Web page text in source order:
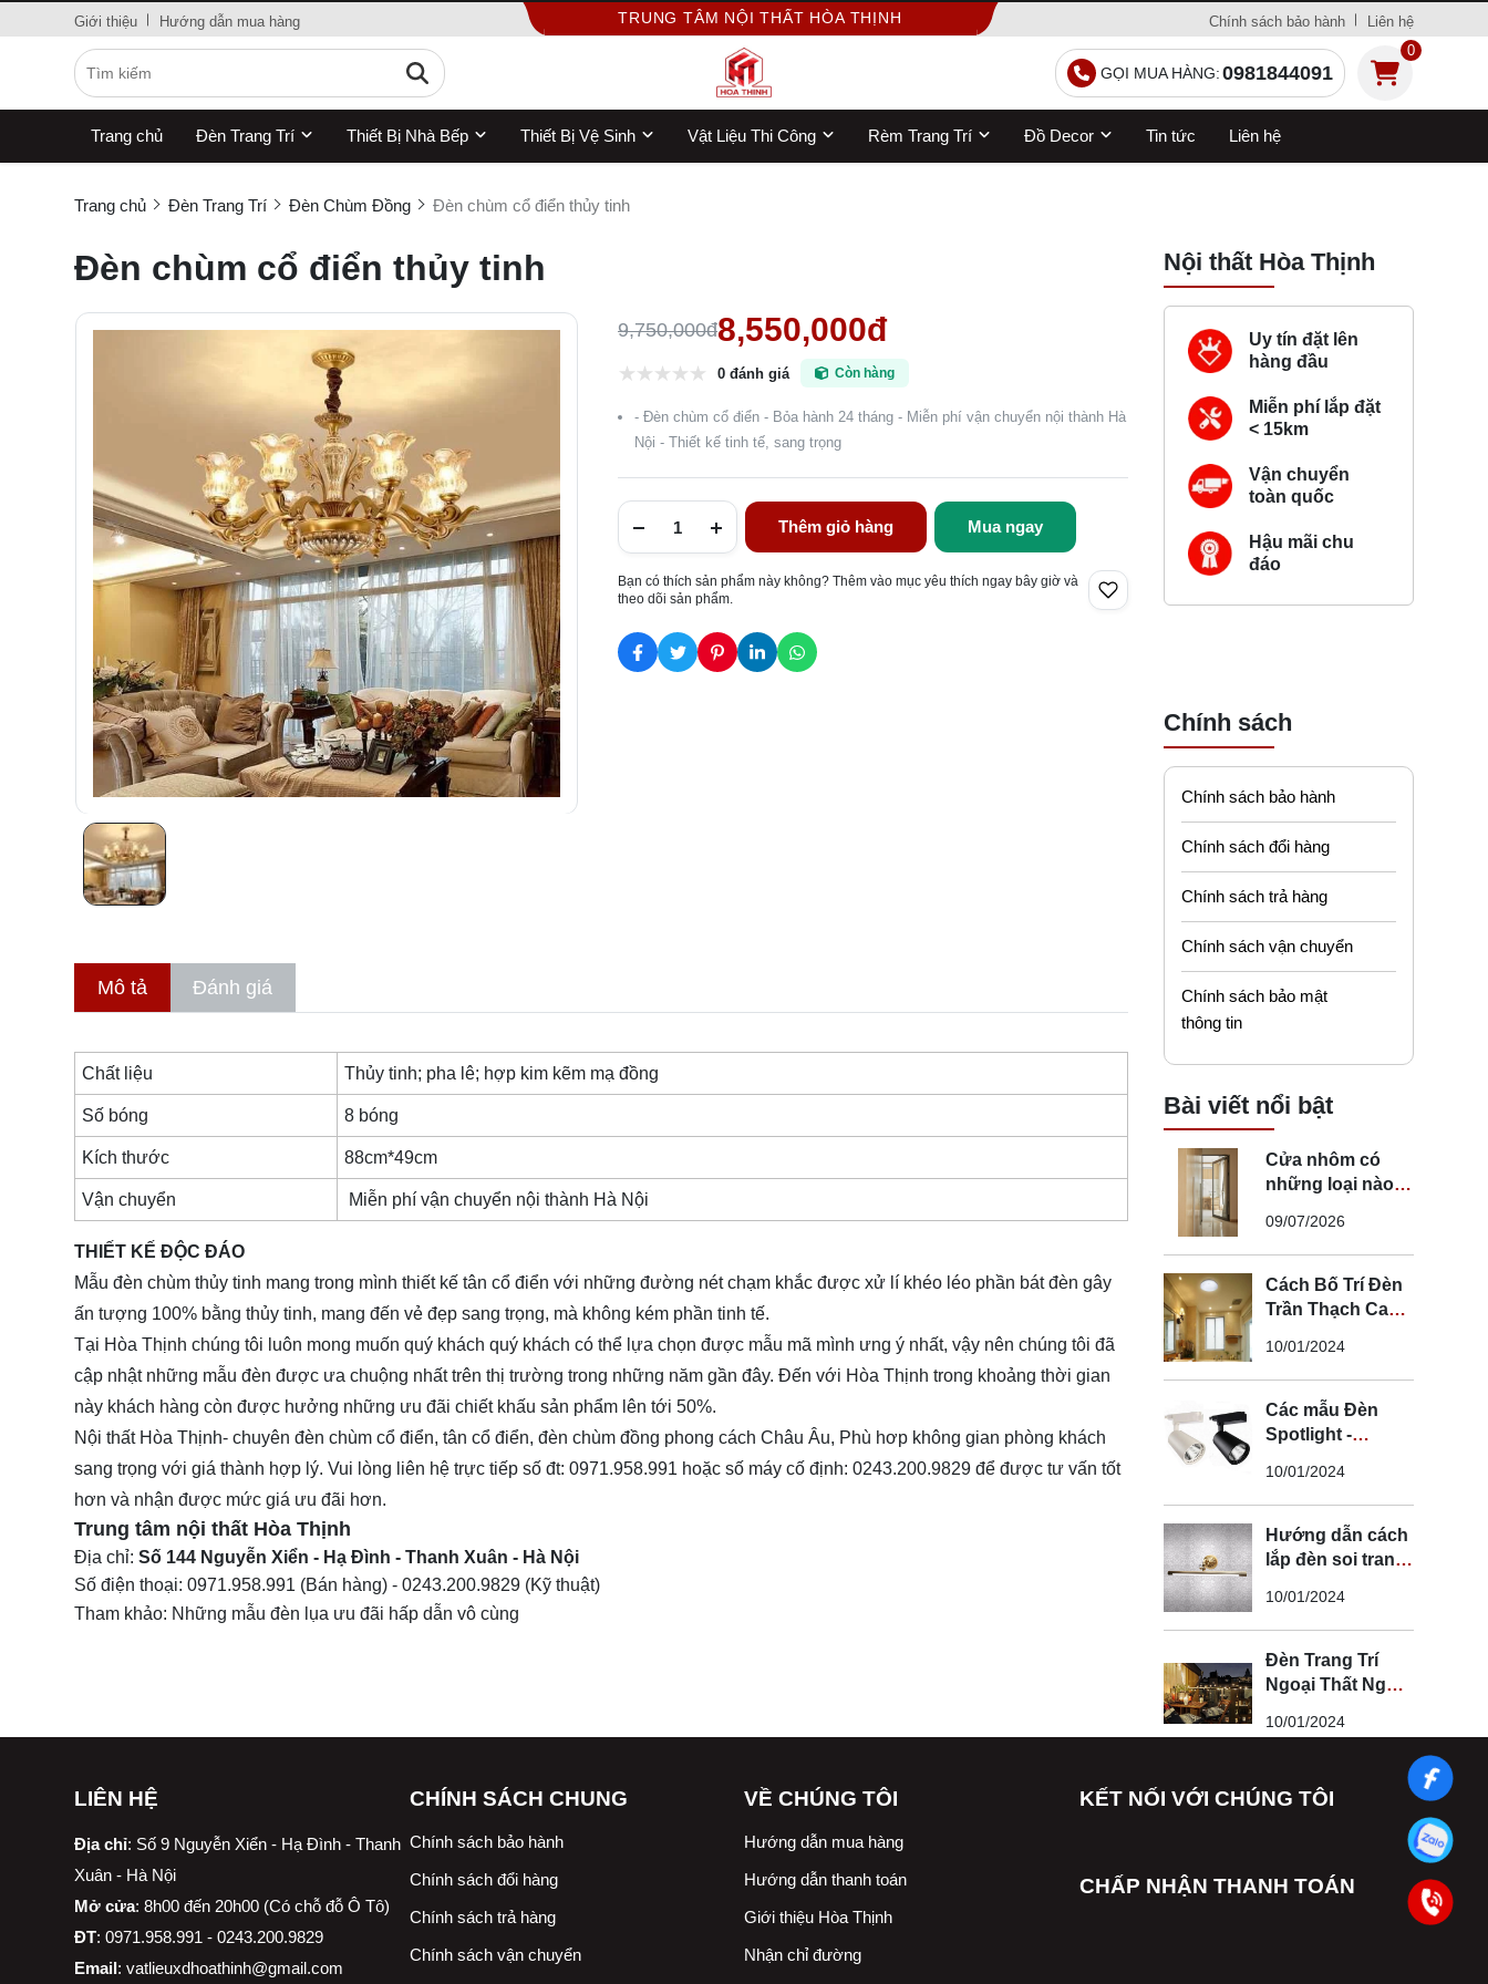
Giới thiệu Hướng dẫn mua hàng TRUNG TÂM NỘI THẤT HÒA THỊNH Chính sách bảo hành Liên hệ
GỌI MUA HÀNG:0981844091
0
Trang chủ Đèn Trang Trí Thiết Bị Nhà Bếp Thiết Bị Vệ Sinh Vật Liệu Thi Công Rèm Trang Trí Đồ Decor Tin tức Liên hệ
Trang chủ Đèn Trang Trí Đèn Chùm Đồng Đèn chùm cổ điển thủy tinh
Đèn chùm cổ điển thủy tinh
9,750,000đ8,550,000đ
0 đánh giá Còn hàng
- Đèn chùm cổ điển - Bỏa hành 24 tháng - Miễn phí vận chuyển nội thành Hà
Nội - Thiết kế tinh tế, sang trọng
Thêm giỏ hàng Mua ngay
Bạn có thích sản phẩm này không? Thêm vào mục yêu thích ngay bây giờ và
theo dõi sản phẩm.
Mô tả Đánh giá
Chất liệu Thủy tinh; pha lê; hợp kim kẽm mạ đồng
Số bóng 8 bóng
Kích thước 88cm*49cm
Vận chuyển Miễn phí vận chuyển nội thành Hà Nội
THIẾT KẾ ĐỘC ĐÁO
Mẫu đèn chùm thủy tinh mang trong mình thiết kế tân cổ điển với những đường nét chạm khắc được xử lí khéo léo phần bát đèn gây
ấn tượng 100% bằng thủy tinh, mang đến vẻ đẹp sang trọng, mà không kém phần tinh tế.
Tại Hòa Thịnh chúng tôi luôn mong muốn quý khách quý khách có thể lựa chọn được mẫu mã mình ưng ý nhất, vậy nên chúng tôi đã
cập nhật những mẫu đèn được ưa chuộng nhất trên thị trường trong những năm gần đây. Đến với Hòa Thịnh trong khoảng thời gian
này khách hàng còn được hưởng những ưu đãi chiết khấu sản phẩm lên tới 50%.
Nội thất Hòa Thịnh- chuyên đèn chùm cổ điển, tân cổ điển, đèn chùm đồng phong cách Châu Âu, Phù hơp không gian phòng khách
sang trọng với giá thành hợp lý. Vui lòng liên hệ trực tiếp số đt: 0971.958.991 hoặc số máy cố định: 0243.200.9829 để được tư vấn tốt
hơn và nhận được mức giá ưu đãi hơn.
Trung tâm nội thất Hòa Thịnh
Địa chỉ: Số 144 Nguyễn Xiển - Hạ Đình - Thanh Xuân - Hà Nội
Số điện thoại: 0971.958.991 (Bán hàng) - 0243.200.9829 (Kỹ thuật)
Tham khảo: Những mẫu đèn lụa ưu đãi hấp dẫn vô cùng
Nội thất Hòa Thịnh
Uy tín đặt lên
hàng đầu
Miễn phí lắp đặt
< 15km
Vận chuyển
toàn quốc
Hậu mãi chu
đáo
Chính sách
Chính sách bảo hành
Chính sách đổi hàng
Chính sách trả hàng
Chính sách vận chuyển
Chính sách bảo mật
thông tin
Bài viết nổi bật
Cửa nhôm có
những loại nào?
nhôm phù hợp
09/07/2026
Cách Bố Trí Đèn
Trần Thạch Cao
Lắp Đèn Trần
Thạch Cao
10/01/2024
Các mẫu Đèn
Spotlight -
- Spotlight rọi ray
10/01/2024
Hướng dẫn cách
lắp đèn soi tranh
an toàn
10/01/2024
Đèn Trang Trí
Ngoại Thất Ngoài
Thất Trang Trí
10/01/2024
LIÊN HỆ
Địa chỉ: Số 9 Nguyễn Xiển - Hạ Đình - Thanh
Xuân - Hà Nội
Mở cửa: 8h00 đến 20h00 (Có chỗ đỗ Ô Tô)
ĐT: 0971.958.991 - 0243.200.9829
Email: vatlieuxdhoathinh@gmail.com
CHÍNH SÁCH CHUNG
Chính sách bảo hành
Chính sách đổi hàng
Chính sách trả hàng
Chính sách vận chuyển
VỀ CHÚNG TÔI
Hướng dẫn mua hàng
Hướng dẫn thanh toán
Giới thiệu Hòa Thịnh
Nhận chỉ đường
KẾT NỐI VỚI CHÚNG TÔI
CHẤP NHẬN THANH TOÁN